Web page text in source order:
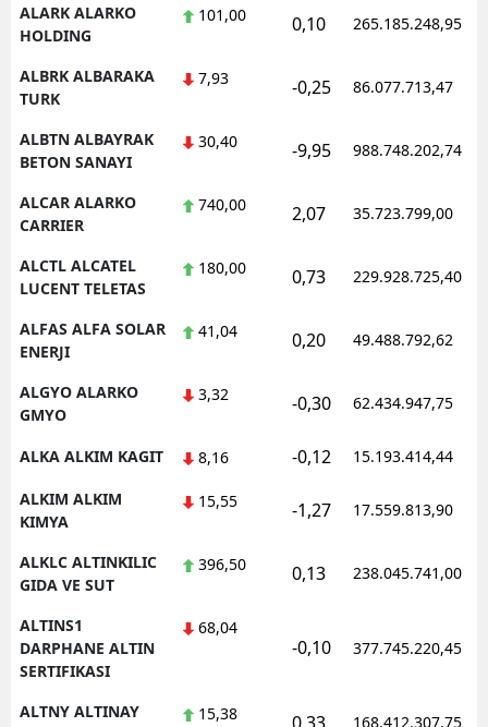
Tunceli
Şanlıurfa
Yozgat
Bayburt
Karaman
Kırıkkale
Bartın
ALARK ALARKO
HOLDING
101,00 0,10 265.185.248,95
ALBRK ALBARAKA
TURK
7,93 -0,25 86.077.713,47
ALBTN ALBAYRAK
BETON SANAYI
30,40 -9,95 988.748.202,74
ALCAR ALARKO
CARRIER
740,00 2,07 35.723.799,00
ALCTL ALCATEL
LUCENT TELETAS
180,00 0,73 229.928.725,40
ALFAS ALFA SOLAR
ENERJI
41,04 0,20 49.488.792,62
ALGYO ALARKO
GMYO
3,32 -0,30 62.434.947,75
ALKA ALKIM KAGIT 8,16 -0,12 15.193.414,44
ALKIM ALKIM
KIMYA
15,55 -1,27 17.559.813,90
ALKLC ALTINKILIC
GIDA VE SUT
396,50 0,13 238.045.741,00
ALTINS1
DARPHANE ALTIN
SERTIFIKASI
68,04
-0,10 377.745.220,45
ALTNY ALTINAY
15,38 168.412.307,75